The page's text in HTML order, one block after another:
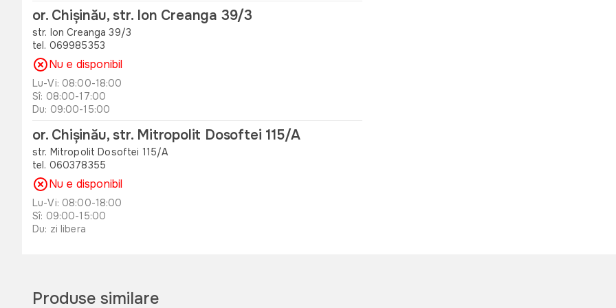
or. Chișinău, str. Ion Creanga 39/3
str. Ion Creanga 39/3
tel. 069985353
Nu e disponibil
Lu-Vi: 08:00-18:00
Sî: 08:00-17:00
Du: 09:00-15:00
or. Chișinău, str. Mitropolit Dosoftei 115/A
str. Mitropolit Dosoftei 115/A
tel. 060378355
Nu e disponibil
Lu-Vi: 08:00-18:00
Sî: 09:00-15:00
Du: zi libera
Nu e disponibil
Produse similare